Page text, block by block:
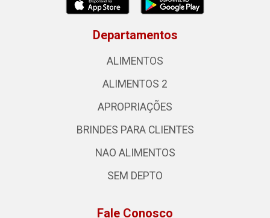
Departamentos
ALIMENTOS
ALIMENTOS 2
APROPRIAÇÕES
BRINDES PARA CLIENTES
NAO ALIMENTOS
SEM DEPTO
Fale Conosco